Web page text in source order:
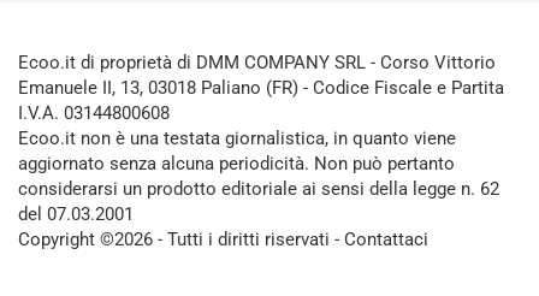
Ecoo.it di proprietà di DMM COMPANY SRL - Corso Vittorio
Emanuele II, 13, 03018 Paliano (FR) - Codice Fiscale e Partita
I.V.A. 03144800608
Ecoo.it non è una testata giornalistica, in quanto viene
aggiornato senza alcuna periodicità. Non può pertanto
considerarsi un prodotto editoriale ai sensi della legge n. 62
del 07.03.2001
Copyright ©2026 - Tutti i diritti riservati - Contattaci